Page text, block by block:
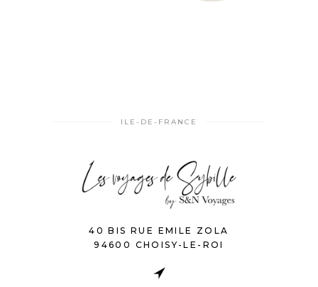
ILE-DE-FRANCE
40 BIS RUE EMILE ZOLA
94600 CHOISY-LE-ROI